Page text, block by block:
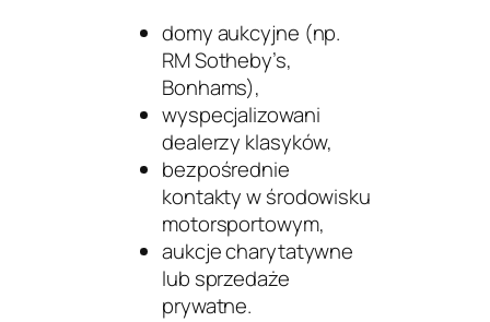
domy aukcyjne (np.
RM Sotheby’s,
Bonhams),
wyspecjalizowani
dealerzy klasyków,
bezpośrednie
kontakty w środowisku
motorsportowym,
aukcje charytatywne
lub sprzedaże
prywatne.